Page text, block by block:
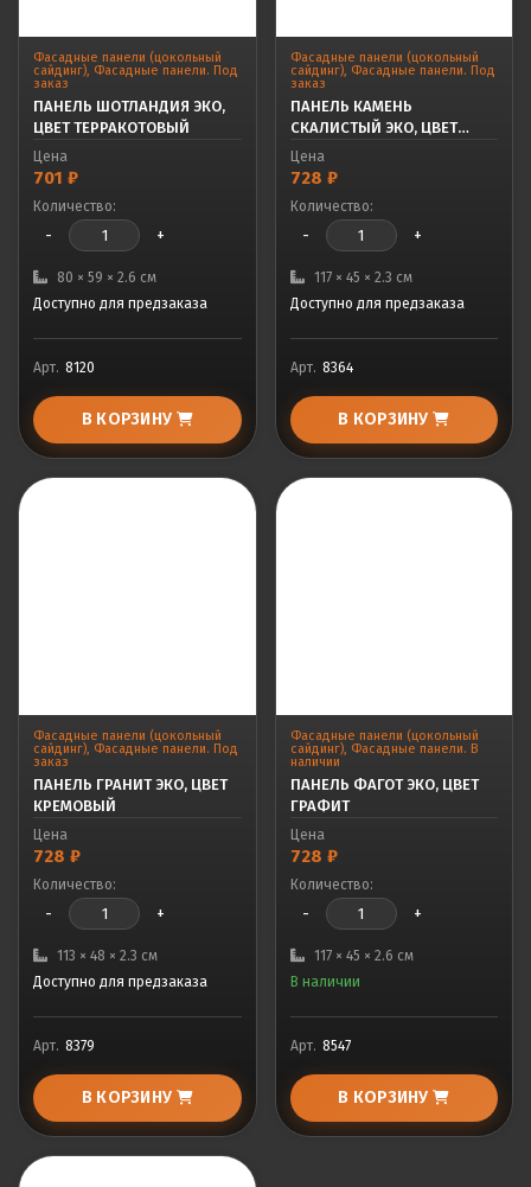
Фасадные панели (цокольный
сайдинг), Фасадные панели. Под
заказ
ПАНЕЛЬ ШОТЛАНДИЯ ЭКО,
ЦВЕТ ТЕРРАКОТОВЫЙ
Цена
701 ₽
Количество:
- +
80 × 59 × 2.6 см
Доступно для предзаказа
Арт. 8120
В КОРЗИНУ
Фасадные панели (цокольный
сайдинг), Фасадные панели. Под
заказ
ПАНЕЛЬ КАМЕНЬ
СКАЛИСТЫЙ ЭКО, ЦВЕТ
ПЕСЧАНЫЙ
Цена
728 ₽
Количество:
- +
117 × 45 × 2.3 см
Доступно для предзаказа
Арт. 8364
В КОРЗИНУ
Фасадные панели (цокольный
сайдинг) Фасадные панели. Под
заказ
ПАНЕЛЬ ГРАНИТ ЭКО, ЦВЕТ
КРЕМОВЫЙ
Цена
728 ₽
Количество:
- +
113 × 48 × 2.3 см
Доступно для предзаказа
Арт. 8379
В КОРЗИНУ
Фасадные панели (цокольный
сайдинг), Фасадные панели. В
наличии
ПАНЕЛЬ ФАГОТ ЭКО, ЦВЕТ
ГРАФИТ
Цена
728 ₽
Количество:
- +
117 × 45 × 2.6 см
В наличии
Арт. 8547
В КОРЗИНУ